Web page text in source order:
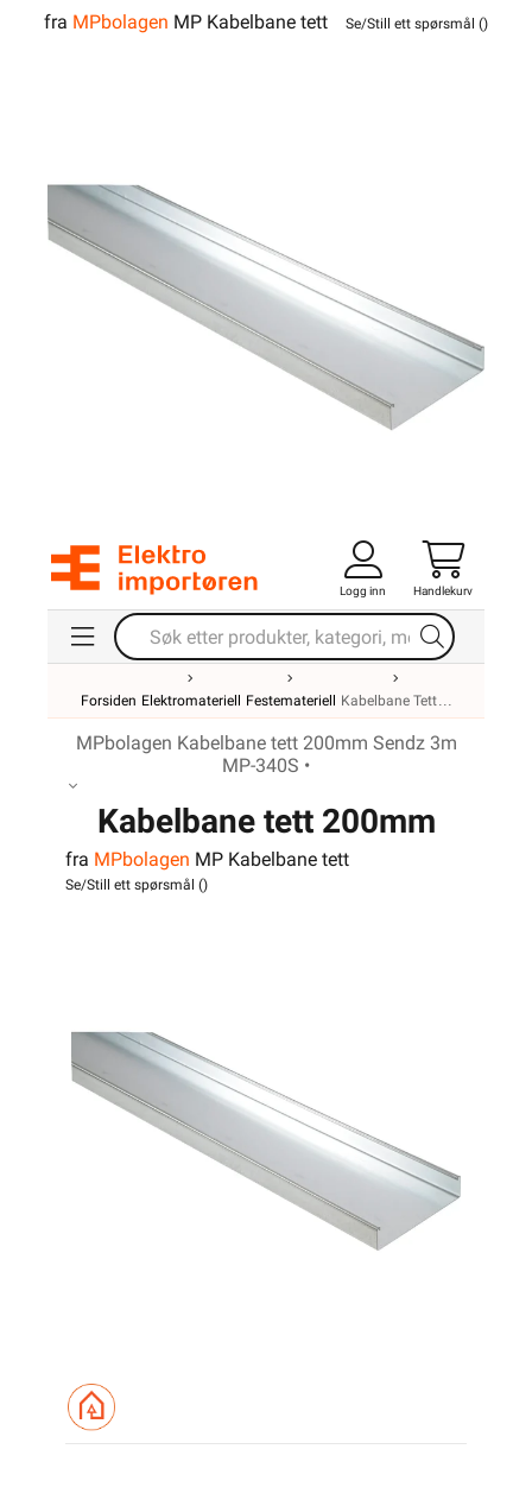
3m MP-340S
fra MPbolagen MP Kabelbane tett Se/Still ett spørsmål ()
Logg inn Handlekurv
Forsiden Elektromateriell Festemateriell Kabelbane Tett
MPbolagen Kabelbane tett 200mm Sendz 3m
MP-340S •
Kabelbane tett 200mm
Sendz 3m MP-340S
fra MPbolagen MP Kabelbane tett
Se/Still ett spørsmål ()